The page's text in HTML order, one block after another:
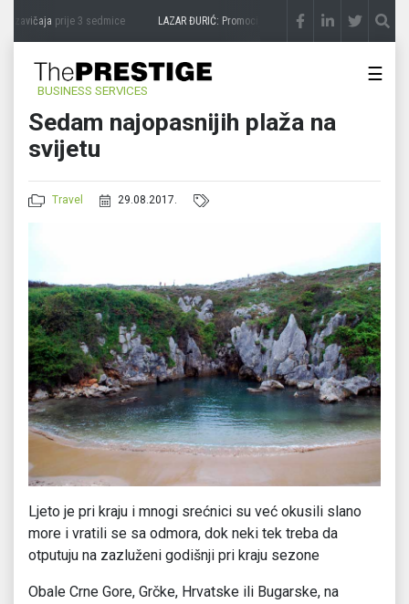
zavičajaprije 3 sedmice LAZAR ĐURIĆ: Promocija potencijal pretvara u destinaciju
BUSINESS SERVICES
☰
Sedam najopasnijih plaža na
svijetu
Travel 29.08.2017.
Ljeto je pri kraju i mnogi srećnici su već okusili slano
more i vratili se sa odmora, dok neki tek treba da
otputuju na zazluženi godišnji pri kraju sezone
Obale Crne Gore, Grčke, Hrvatske ili Bugarske, na